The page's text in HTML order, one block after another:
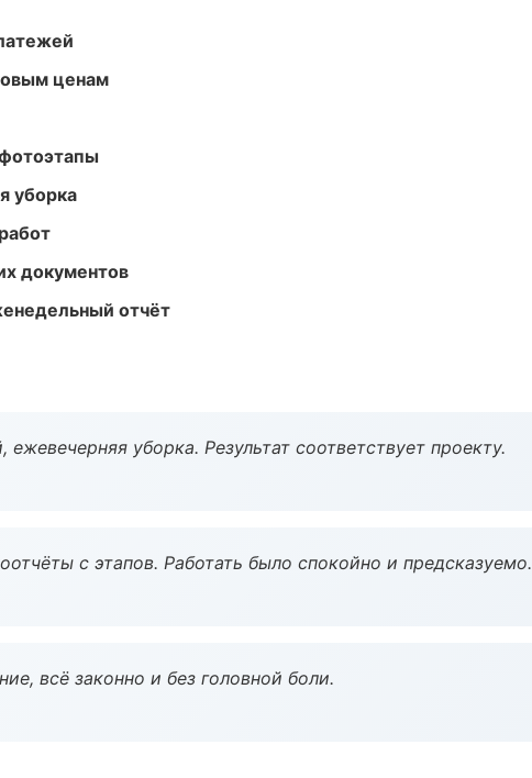
ценам
уборка
документов
отчёт
уборка. Результат соответствует проекту.
с этапов. Работать было спокойно и предсказуемо.
всё законно и без головной боли.